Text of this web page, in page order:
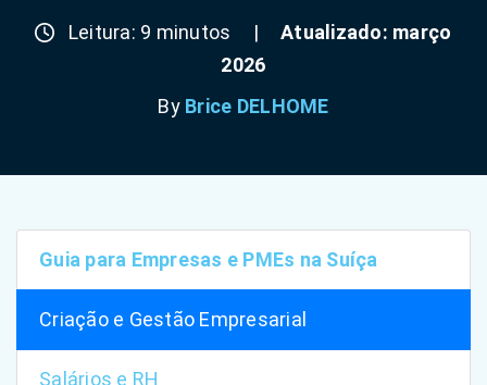
Leitura: 9 minutos |
Atualizado: março
2026
By Brice DELHOME
Guia para Empresas e PMEs na Suíça
Criação e Gestão Empresarial
Salários e RH